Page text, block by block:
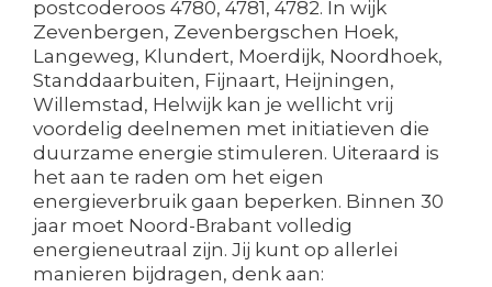
postcoderoos 4780, 4781, 4782. In wijk
Zevenbergen, Zevenbergschen Hoek,
Langeweg, Klundert, Moerdijk, Noordhoek,
Standdaarbuiten, Fijnaart, Heijningen,
Willemstad, Helwijk kan je wellicht vrij
voordelig deelnemen met initiatieven die
duurzame energie stimuleren. Uiteraard is
het aan te raden om het eigen
energieverbruik gaan beperken. Binnen 30
jaar moet Noord-Brabant volledig
energieneutraal zijn. Jij kunt op allerlei
manieren bijdragen, denk aan: